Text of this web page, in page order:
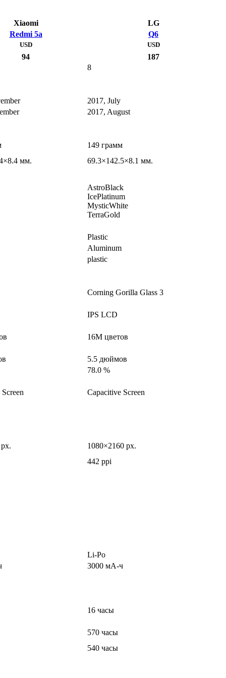
Xiaomi
LG
Redmi 5a
Q6
USD
94
USD
187
8
2017, July
2017, August
149 грамм
мм.
69.3×142.5×8.1 мм.
AstroBlack
IcePlatinum
MysticWhite
TerraGold
Plastic
Aluminum
plastic
Corning Gorilla Glass 3
IPS LCD
16M цветов
5.5 дюймов
78.0 %
Capacitive Screen
1080×2160 px.
442 ppi
Li-Po
3000 мА-ч
16 часы
570 часы
540 часы